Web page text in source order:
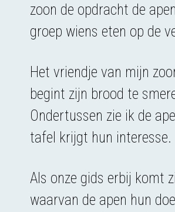
zoon de opdracht de
groep wiens eten op de
Het vriendje van mijn
begint zijn brood te
Ondertussen zie ik de
tafel krijgt hun interesse.
Als onze gids erbij komt
waarvan de apen hun